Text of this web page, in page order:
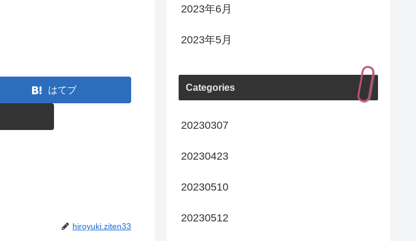
はてブ
hiroyuki.ziten33
2023年6月
2023年5月
Categories
20230307
20230423
20230510
20230512